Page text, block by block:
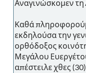
Αναγινώσκομεν τη
Καθά
εκδηλούσα την
ορθόδοξος
Μεγάλου
απέστειλε χθες